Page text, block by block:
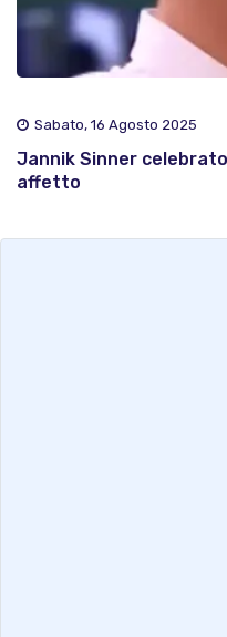
Sabato, 16 Agosto 2025
Jannik Sinner
affetto